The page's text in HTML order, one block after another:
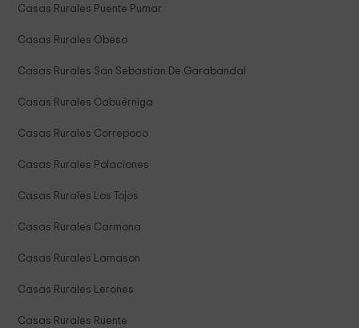
Casas Rurales Puente Pumar
Casas Rurales Obeso
Casas Rurales San Sebastian De Garabandal
Casas Rurales Cabuérniga
Casas Rurales Correpoco
Casas Rurales Polaciones
Casas Rurales Los Tojos
Casas Rurales Carmona
Casas Rurales Lamason
Casas Rurales Lerones
Casas Rurales Ruente